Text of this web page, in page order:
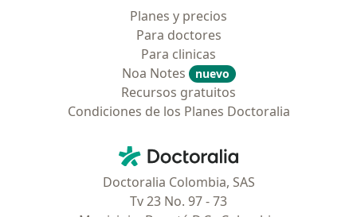
Planes y precios
Para doctores
Para clinicas
Noa Notes
nuevo
Recursos gratuitos
Condiciones de los Planes Doctoralia
Doctoralia - Página de inicio
Doctoralia Colombia, SAS
Tv 23 No. 97 - 73